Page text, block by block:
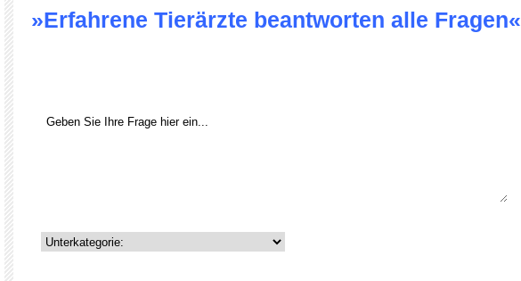
»Erfahrene Tierärzte beantworten alle Fragen«